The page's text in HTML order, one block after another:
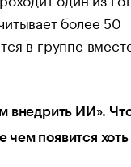
более 50
в группе
внедрить ИИ».
появится хоть